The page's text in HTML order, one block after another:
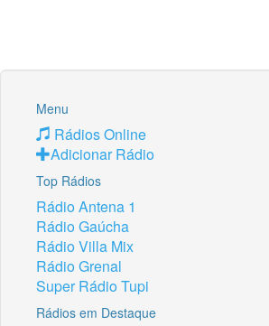
Menu
Rádios Online
Adicionar Rádio
Top Rádios
Rádio Antena 1
Rádio Gaúcha
Rádio Villa Mix
Rádio Grenal
Super Rádio Tupi
Rádios em Destaque